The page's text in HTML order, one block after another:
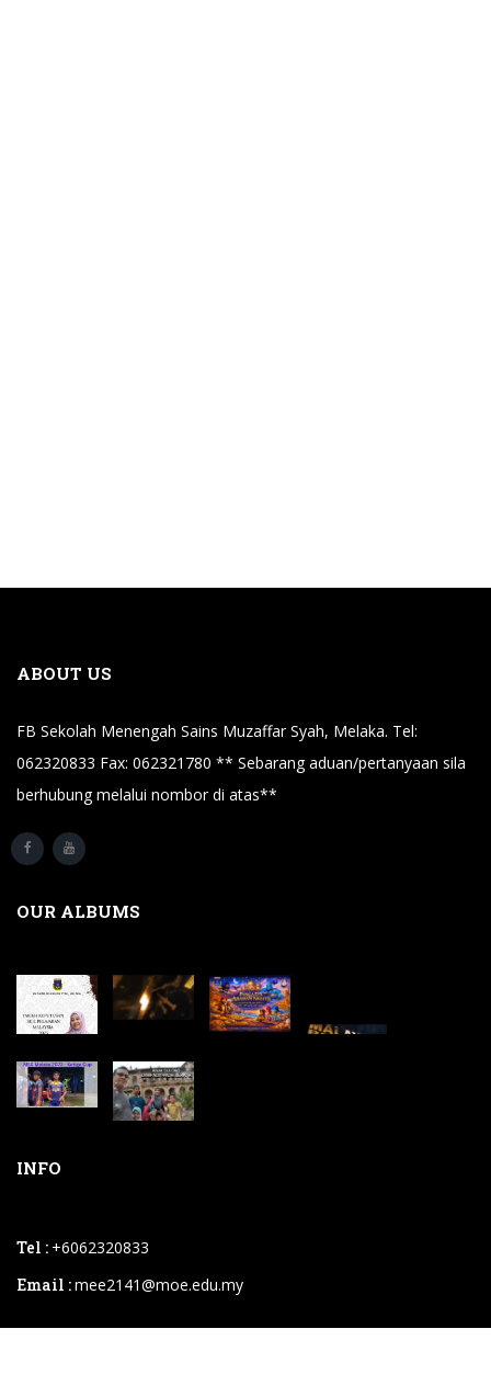
ABOUT US
FB Sekolah Menengah Sains Muzaffar Syah, Melaka. Tel:
062320833 Fax: 062321780 ** Sebarang aduan/pertanyaan sila
berhubung melalui nombor di atas**
OUR ALBUMS
INFO
Tel : +6062320833
Email :mee2141@moe.edu.my